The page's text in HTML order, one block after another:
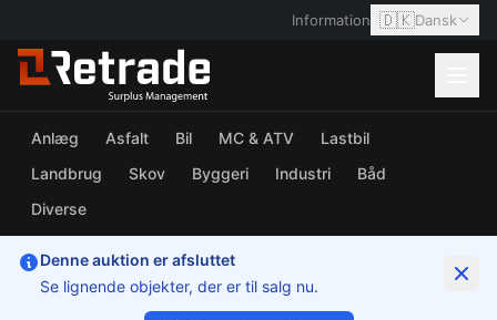
Information 🇩🇰Dansk
Anlæg Asfalt Bil MC & ATV
Lastbil
Landbrug
Skov Byggeri Industri
Båd
Diverse
Denne auktion er afsluttet
Se lignende objekter, der er til salg nu.